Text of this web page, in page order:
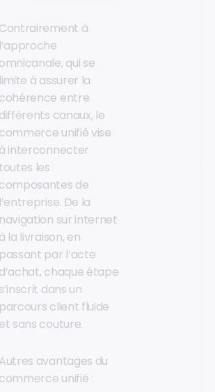
Contrairement à
l’approche
omnicanale, qui se
limite à assurer la
cohérence entre
différents canaux, le
commerce unifié vise
à interconnecter
toutes les
composantes de
l’entreprise. De la
navigation sur internet
à la livraison, en
passant par l’acte
d’achat, chaque étape
s’inscrit dans un
parcours client fluide
et sans couture.
Autres avantages du
commerce unifié :